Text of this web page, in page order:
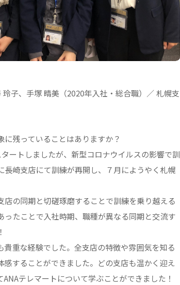
玲子、手塚 晴美（2020年入社・総合職）／ 札幌支
残っていることはありますか？
ートしましたが、新型コロナウイルスの影響で訓
崎支店にて訓練が再開し、７月にようやく札幌
の同期と切磋琢磨することで訓練を乗り越える
ったことで入社時期、職種が異なる同期と交流す
重な経験でした。全支店の特徴や雰囲気を知る
することができました。どの支店も温かく迎え
テレマートについて学ぶことができました！